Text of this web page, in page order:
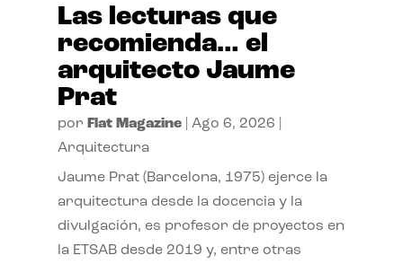
Las lecturas que
recomienda… el
arquitecto Jaume
Prat
por Flat Magazine| Ago 6, 2026
Arquitectura
Jaume Prat (Barcelona, 1975) ejerce la
arquitectura desde la docencia y la
divulgación, es profesor de proyectos en
la ETSAB desde 2019 y, entre otras